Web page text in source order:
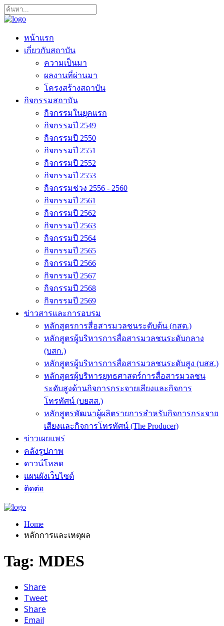
หน้าแรก
เกี่ยวกับสถาบัน
ความเป็นมา
ผลงานที่ผ่านมา
โครงสร้างสถาบัน
กิจกรรมสถาบัน
กิจกรรมในยุคแรก
กิจกรรมปี 2549
กิจกรรมปี 2550
กิจกรรมปี 2551
กิจกรรมปี 2552
กิจกรรมปี 2553
กิจกรรมช่วง 2556 - 2560
กิจกรรมปี 2561
กิจกรรมปี 2562
กิจกรรมปี 2563
กิจกรรมปี 2564
กิจกรรมปี 2565
กิจกรรมปี 2566
กิจกรรมปี 2567
กิจกรรมปี 2568
กิจกรรมปี 2569
ข่าวสารและการอบรม
หลักสูตรการสื่อสารมวลชนระดับต้น (กสต.)
หลักสูตรผู้บริหารการสื่อสารมวลชนระดับกลาง
(บสก.)
หลักสูตรผู้บริหารการสื่อสารมวลชนระดับสูง (บสส.)
หลักสูตรผู้บริหารยุทธศาสตร์การสื่อสารมวลชน
ระดับสูงด้านกิจการกระจายเสียงและกิจการ
โทรทัศน์ (บยสส.)
หลักสูตรพัฒนาผู้ผลิตรายการสำหรับกิจการกระจาย
เสียงและกิจการโทรทัศน์ (The Producer)
ข่าวเผยแพร่
คลังรูปภาพ
ดาวน์โหลด
แผนผังเว็บไซต์
ติดต่อ
Home
หลักการและเหตุผล
Tag: MDES
Share
Tweet
Share
Email